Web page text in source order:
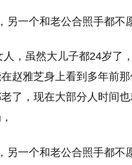
，虽然大儿子都24岁了
赵雅芝身上看到多年前
了，现在大部分人时间